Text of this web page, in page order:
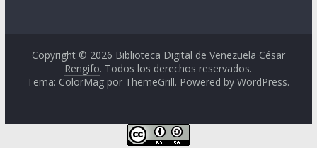
Copyright © 2026 Biblioteca Digital de Venezuela César
Rengifo. Todos los derechos reservados.
Tema: ColorMag por ThemeGrill. Powered byWordPress.